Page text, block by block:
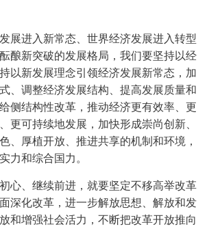
进入新常态、世界经济发展进入转型
酿新突破的发展格局，我们要坚持以经
以新发展理念引领经济发展新常态，加
、调整经济发展结构、提高发展质量和
侧结构性改革，推动经济更有效率、更
更可持续地发展，加快形成崇尚创新、
、厚植开放、推进共享的机制和环境，
力和综合国力。
继续前进，就要坚定不移高举改革
深化改革，进一步解放思想、解放和发
和增强社会活力，不断把改革开放推向